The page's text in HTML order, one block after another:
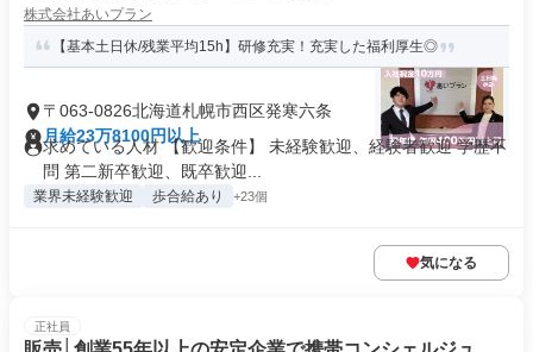
株式会社あいプラン
【基本土日休/残業平均15h】研修充実！充実した福利厚生◎
〒063-0826北海道札幌市西区発寒六条
月給23万8100円以上
求めている人材 【歓迎条件】 未経験歓迎、経験者歓迎 学歴不
問 第二新卒歓迎、既卒歓迎...
業界未経験歓迎 歩合給あり +23個
気になる
正社員